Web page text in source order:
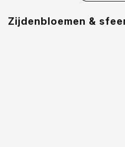
Zijdenbloemen &